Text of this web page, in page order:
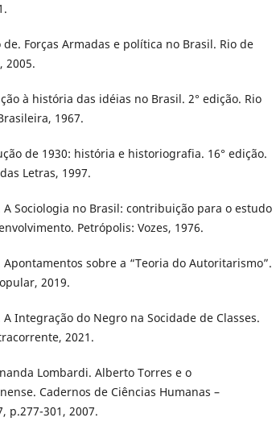
de. Forças Armadas e política no Brasil. Rio de
2005.
à história das idéias no Brasil. 2° edição. Rio
1967.
de 1930: história e historiografia. 16° edição.
Letras, 1997.
A Sociologia no Brasil: contribuição para o estudo
Petrópolis: Vozes, 1976.
Apontamentos sobre a “Teoria do Autoritarismo”.
2019.
A Integração do Negro na Socidade de Classes.
2021.
Lombardi. Alberto Torres e o
Cadernos de Ciências Humanas –
p.277-301, 2007.